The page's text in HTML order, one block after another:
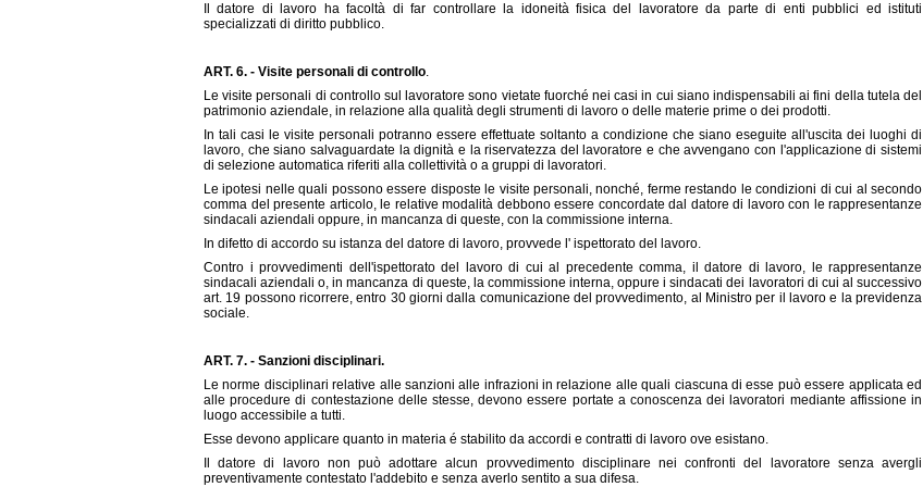
Il datore di lavoro ha facoltà di far controllare la idoneità fisica del lavoratore da parte di enti pubblici ed istituti
specializzati di diritto pubblico.
ART. 6. - Visite personali di controllo.
Le visite personali di controllo sul lavoratore sono vietate fuorché nei casi in cui siano indispensabili ai fini della tutela del
patrimonio aziendale, in relazione alla qualità degli strumenti di lavoro o delle materie prime o dei prodotti.
In tali casi le visite personali potranno essere effettuate soltanto a condizione che siano eseguite all'uscita dei luoghi di
lavoro, che siano salvaguardate la dignità e la riservatezza del lavoratore e che avvengano con l'applicazione di sistemi
di selezione automatica riferiti alla collettività o a gruppi di lavoratori.
Le ipotesi nelle quali possono essere disposte le visite personali, nonché, ferme restando le condizioni di cui al secondo
comma del presente articolo, le relative modalità debbono essere concordate dal datore di lavoro con le rappresentanze
sindacali aziendali oppure, in mancanza di queste, con la commissione interna.
In difetto di accordo su istanza del datore di lavoro, provvede l' ispettorato del lavoro.
Contro i provvedimenti dell'ispettorato del lavoro di cui al precedente comma, il datore di lavoro, le rappresentanze
sindacali aziendali o, in mancanza di queste, la commissione interna, oppure i sindacati dei lavoratori di cui al successivo
art. 19 possono ricorrere, entro 30 giorni dalla comunicazione del provvedimento, al Ministro per il lavoro e la previdenza
sociale.
ART. 7. - Sanzioni disciplinari.
Le norme disciplinari relative alle sanzioni alle infrazioni in relazione alle quali ciascuna di esse può essere applicata ed
alle procedure di contestazione delle stesse, devono essere portate a conoscenza dei lavoratori mediante affissione in
luogo accessibile a tutti.
Esse devono applicare quanto in materia é stabilito da accordi e contratti di lavoro ove esistano.
Il datore di lavoro non può adottare alcun provvedimento disciplinare nei confronti del lavoratore senza avergli
preventivamente contestato l'addebito e senza averlo sentito a sua difesa.